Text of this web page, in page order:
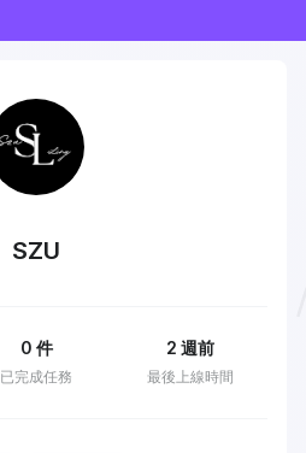
SZU
已完成任務
0 件
最後上線時間
2 週前